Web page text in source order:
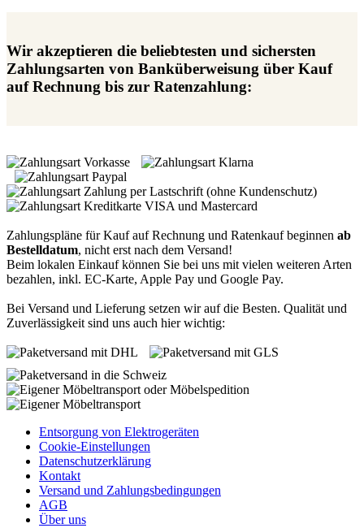
Wir akzeptieren die beliebtesten und sichersten
Zahlungsarten von Banküberweisung über Kauf
auf Rechnung bis zur Ratenzahlung:
Zahlungspläne für Kauf auf Rechnung und Ratenkauf beginnen ab
Bestelldatum, nicht erst nach dem Versand!
Beim lokalen Einkauf können Sie bei uns mit vielen weiteren Arten
bezahlen, inkl. EC-Karte, Apple Pay und Google Pay.
Bei Versand und Lieferung setzen wir auf die Besten. Qualität und
Zuverlässigkeit sind uns auch hier wichtig:
Entsorgung von Elektrogeräten
Cookie-Einstellungen
Datenschutzerklärung
Kontakt
Versand und Zahlungsbedingungen
AGB
Über uns